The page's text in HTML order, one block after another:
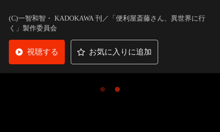
(C)一智和智・ KADOKAWA 刊／「便利屋斎藤さん、異世界に行
く」製作委員会
視聴する お気に入りに追加